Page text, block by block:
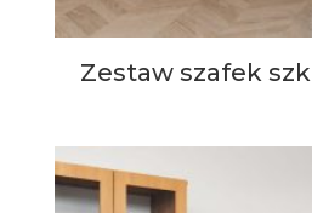
Zestaw szafek